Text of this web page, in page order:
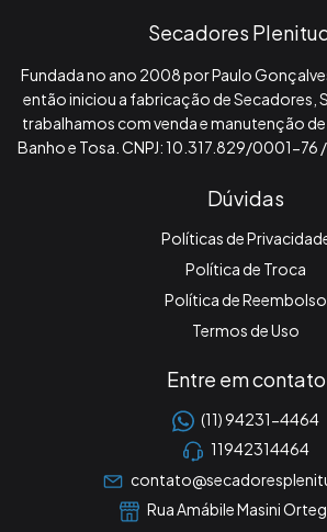
Secadores
Fundada no ano 2008 por Paulo
então iniciou a fabricação de Secadores,
trabalhamos com venda e manutenção
Banho e Tosa. CNPJ: 10.317.829/0001-76
Dúvidas
Políticas de
Política de Troca
Política de Reembolso
Termos de Uso
Entre em contato
(11) 94231-4464
11942314464
Rua Amábile Masini